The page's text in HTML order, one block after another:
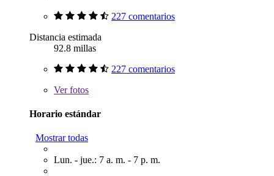
227 comentarios
Distancia estimada
92.8 millas
227 comentarios
Verfotos
Horario estándar
Mostrar todas
Lun. - jue.: 7 a. m. - 7 p. m.